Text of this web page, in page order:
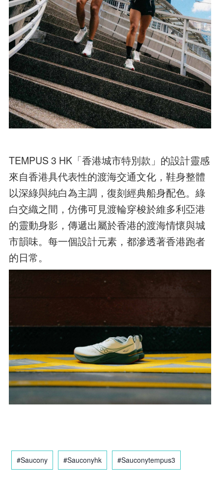
TEMPUS 3 HK「香港城市特別款」的設計靈感
來自香港具代表性的渡海交通文化，鞋身整體
以深綠與純白為主調，復刻經典船身配色。綠
白交織之間，仿佛可見渡輪穿梭於維多利亞港
的靈動身影，傳遞出屬於香港的渡海情懷與城
市韻味。每一個設計元素，都滲透著香港跑者
的日常。
#Saucony #Sauconyhk #Sauconytempus3